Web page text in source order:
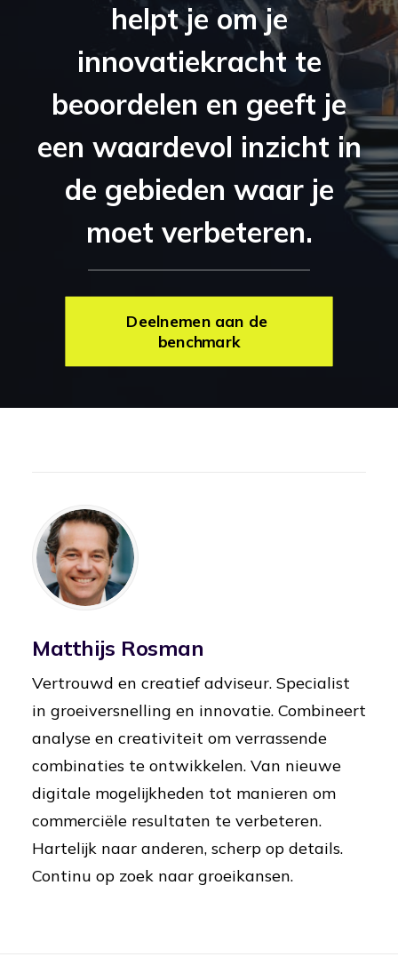
helpt je om je
innovatiekracht te
beoordelen en geeft je
een waardevol inzicht in
de gebieden waar je
moet verbeteren.
Deelnemen aan de
benchmark
Matthijs Rosman
Vertrouwd en creatief adviseur. Specialist
in groeiversnelling en innovatie. Combineert
analyse en creativiteit om verrassende
combinaties te ontwikkelen. Van nieuwe
digitale mogelijkheden tot manieren om
commerciële resultaten te verbeteren.
Hartelijk naar anderen, scherp op details.
Continu op zoek naar groeikansen.